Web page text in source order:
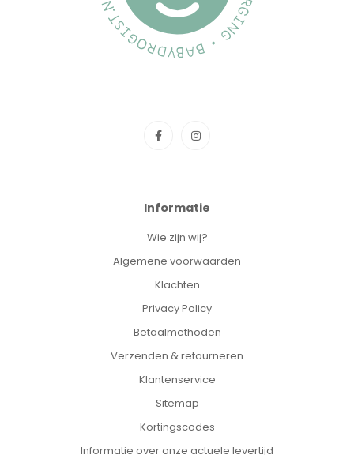
Informatie
Wie zijn wij?
Algemene voorwaarden
Klachten
Privacy Policy
Betaalmethoden
Verzenden & retourneren
Klantenservice
Sitemap
Kortingscodes
Informatie over onze actuele levertijd